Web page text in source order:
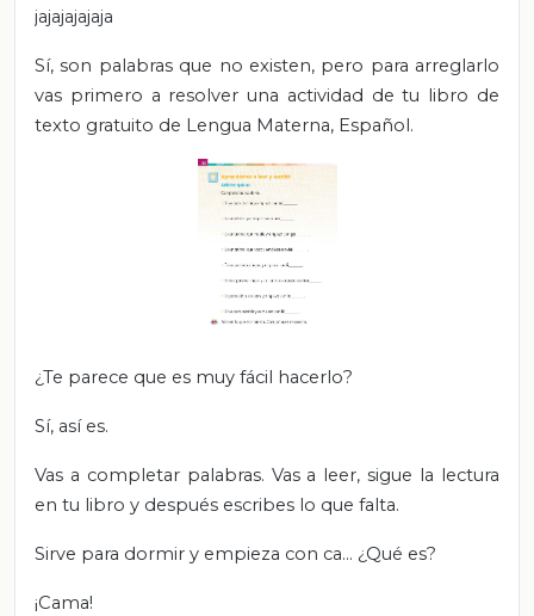
jajajajajaja
Sí, son palabras que no existen, pero para arreglarlo
vas primero a resolver una actividad de tu libro de
texto gratuito de Lengua Materna, Español.
¿Te parece que es muy fácil hacerlo?
Sí, así es.
Vas a completar palabras. Vas a leer, sigue la lectura
en tu libro y después escribes lo que falta.
Sirve para dormir y empieza con ca… ¿Qué es?
¡Cama!